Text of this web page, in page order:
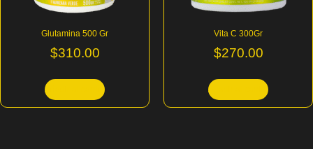
Glutamina 500 Gr
$310.00
Añadir al carrito
Vita C 300Gr
$270.00
Añadir al carrito